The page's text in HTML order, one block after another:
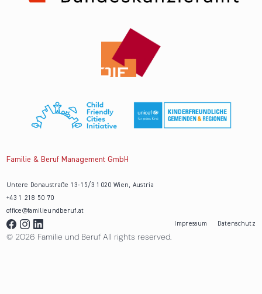
Familie & Beruf Management GmbH
Untere Donaustraße 13-15/3 1020 Wien, Austria
+43 1 218 50 70
office@familieundberuf.at
Impressum
Datenschutz
© 2026 Familie und Beruf All rights reserved.